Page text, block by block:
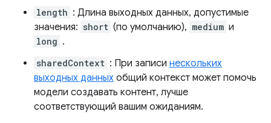
length : Длина выходных данных, допустимые
значения: short (по умолчанию), medium и
long .
sharedContext : При записи нескольких
выходных данных общий контекст может помочь
модели создавать контент, лучше
соответствующий вашим ожиданиям.